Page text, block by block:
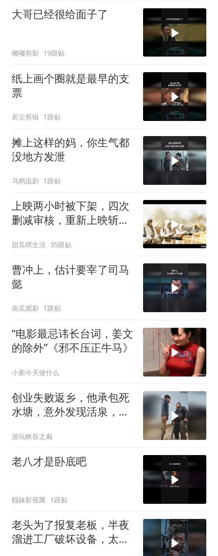
大哥已经很给面子了
嘟嘟剪影 19跟贴
纸上画个圈就是最早的支
票
若尘剪辑 1跟贴
摊上这样的妈，你生气都
没地方发泄
乌鸦追剧 1跟贴
上映两小时被下架，四次
删减审核，重新上映斩获
甜瓜唠生活 35跟贴
曹冲上，估计要宰了司马
懿
南瓜观影 1跟贴
“电影最忌讳长台词，姜文
的除外”《邪不压正牛马》
小新今天做什么
创业失败返乡，他承包死
水塘，意外发现活泉，养
卖
游玩峡谷之巅
老八才是卧底吧
靓妹影视菌 1跟贴
老头为了报复老板，半夜
溜进工厂破坏设备，太黑